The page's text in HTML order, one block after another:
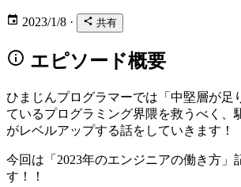
2023/1/8 · 共有
エピソード概要
ひまじんプログラマーでは「中堅層が足
ているプログラミング界隈を救うべく、
がレベルアップする話をしていきます！
今回は「2023年のエンジニアの働き方」
す！！